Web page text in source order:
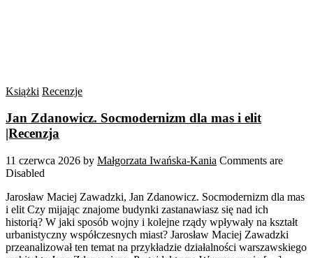
Książki Recenzje
Jan Zdanowicz. Socmodernizm dla mas i elit
|Recenzja
11 czerwca 2026 by Małgorzata Iwańska-Kania Comments are
Disabled
Jarosław Maciej Zawadzki, Jan Zdanowicz. Socmodernizm dla mas
i elit Czy mijając znajome budynki zastanawiasz się nad ich
historią? W jaki sposób wojny i kolejne rządy wpływały na kształt
urbanistyczny współczesnych miast? Jarosław Maciej Zawadzki
przeanalizował ten temat na przykładzie działalności warszawskiego